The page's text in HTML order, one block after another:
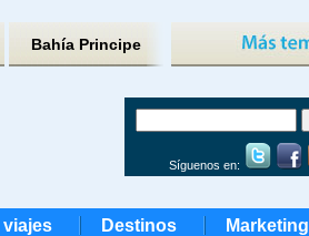
Bahía Principe
Síguenos en:
Destinos Marketing